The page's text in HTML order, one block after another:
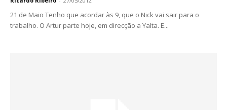
21 de Maio Tenho que acordar às 9, que o Nick vai sair para o
trabalho. O Artur parte hoje, em direcção a Yalta. E...